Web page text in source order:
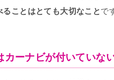
ることはとても大切なことで
カーナビが付いていな